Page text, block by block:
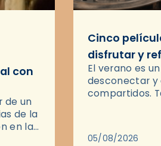
con
de un
de la
en las
el
Cinco
disfrutar y
El verano es
desconectar y
compartidos.
05/08/2026